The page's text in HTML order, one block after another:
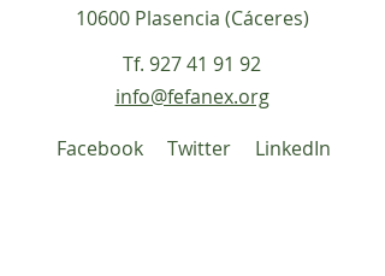
10600 Plasencia (Cáceres)
Tf. 927 41 91 92
info@fefanex.org
Facebook
Twitter LinkedIn